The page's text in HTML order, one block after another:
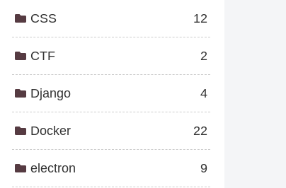
CSS 12
CTF 2
Django 4
Docker 22
electron 9